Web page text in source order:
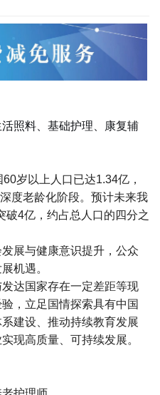
照料、基础护理、康复辅
60岁以上人口已达1.34亿，
度老龄化阶段。预计未来我
破4亿，约占总人口的四分之
展与健康意识提升，公众
机遇。
达国家存在一定差距等现
，立足国情探索具有中国
建设、推动持续教育发展
现高质量、可持续发展。